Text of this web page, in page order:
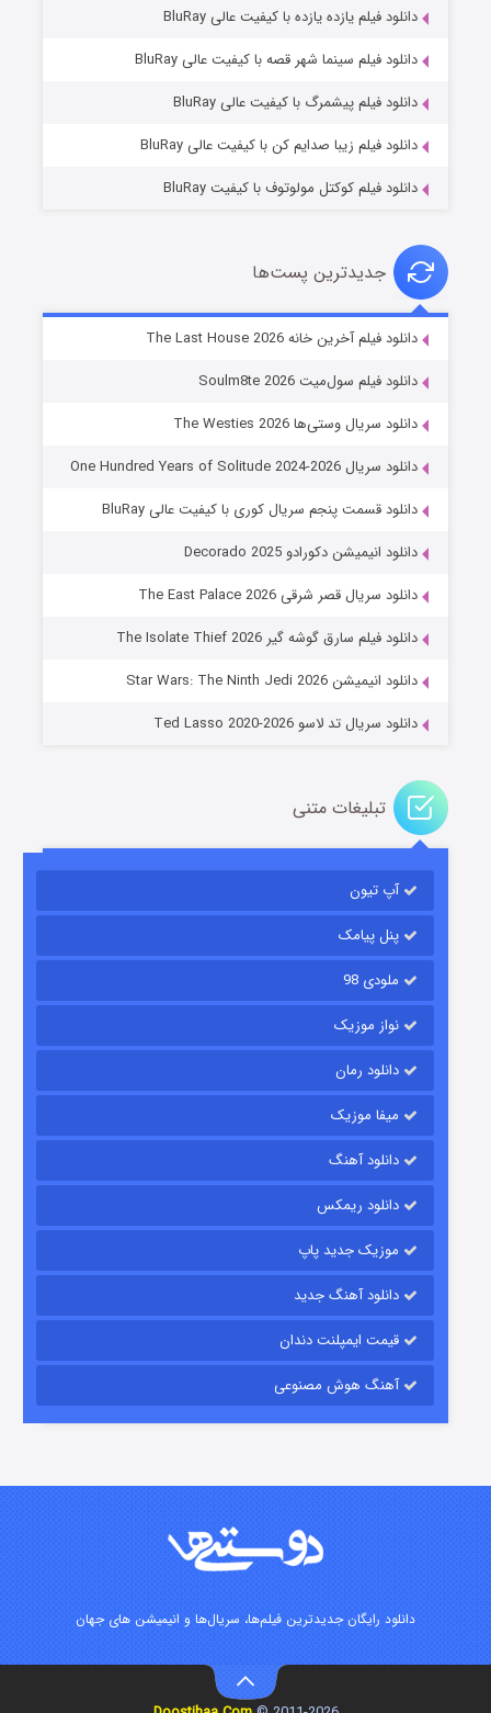
خاندان اژدها فصل ۳
جادوگری در مغولستان
قسمت۱۴ (زیرنویس) منتشر شد
قسمت
قسمت۲ (دوبله) منتشر شد
دانلود فیلم یازده یازده با کیفیت عالی BluRay
دانلود فیلم سینما شهر قصه با کیفیت عالی BluRay
دانلود فیلم پیشمرگ با کیفیت عالی BluRay
دانلود فیلم زیبا صدایم کن با کیفیت عالی BluRay
دانلود فیلم کوکتل مولوتوف با کیفیت BluRay
جدیدترین پست‌ها
دانلود فیلم آخرین خانه The Last House 2026
دانلود فیلم سول‌میت Soulm8te 2026
دانلود سریال وستی‌ها The Westies 2026
دانلود سریال One Hundred Years of Solitude 2024-2026
دانلود قسمت پنجم سریال کوری با کیفیت عالی BluRay
دانلود انیمیشن دکورادو Decorado 2025
دانلود سریال قصر شرقی The East Palace 2026
دانلود فیلم سارق گوشه گیر The Isolate Thief 2026
دانلود انیمیشن Star Wars: The Ninth Jedi 2026
دانلود سریال تد لاسو Ted Lasso 2020-2026
تبلیغات متنی
آپ تیون
پنل پیامک
ملودی 98
نواز موزیک
دانلود رمان
میفا موزیک
دانلود آهنگ
دانلود ریمکس
موزیک جدید پاپ
دانلود آهنگ جدید
قیمت ایمپلنت دندان
آهنگ هوش مصنوعی
دانلود رایگان جدیدترین فیلم‌ها، سریال‌ها و انیمیشن های جهان